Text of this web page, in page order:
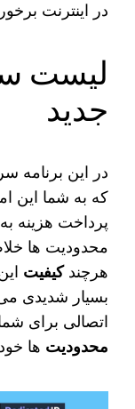
در اینترنت
لیست
جدید
در این برنامه
که به شما این
پرداخت هزینه
محدودیت‌ ها
هرچندکیفیت
بسیار شدیدی
اتصالی برای
محدودیت‌ ها